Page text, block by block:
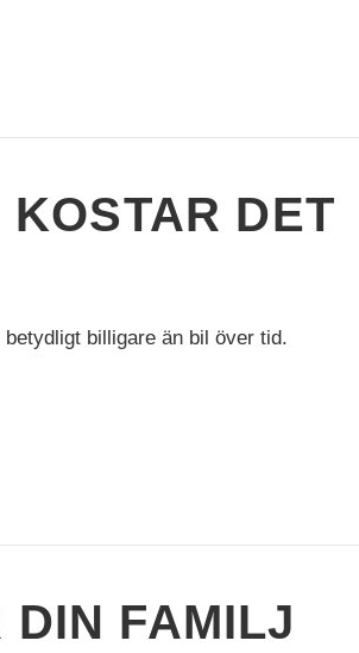
DET
billigare än bil över tid.
FAMILJ